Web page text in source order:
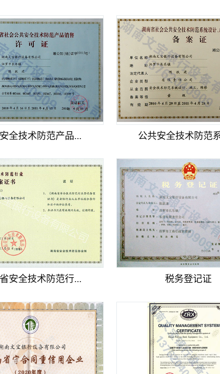
全技术防范产品... 公共安全技术防范
安全技术防范行... 税务登记证